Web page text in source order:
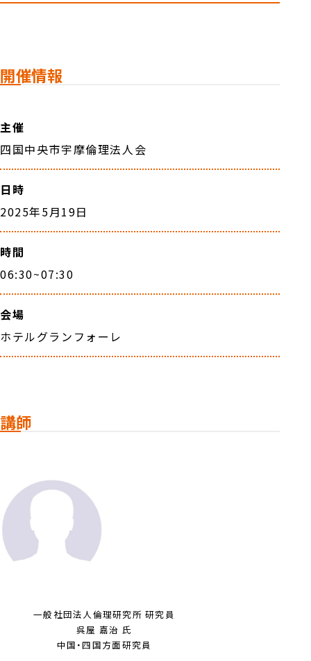
開催情報
主催
四国中央市宇摩倫理法人会
日時
2025年5月19日
時間
06:30~07:30
会場
ホテルグランフォーレ
講師
一般社団法人倫理研究所 研究員
呉屋 嘉治 氏
中国・四国方面研究員